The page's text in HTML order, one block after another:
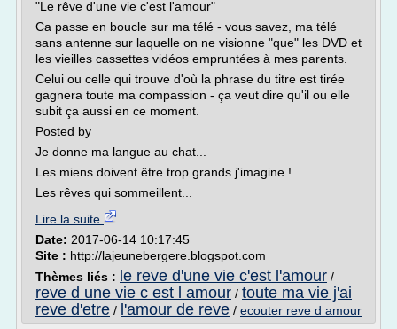
"Le rêve d'une vie c'est l'amour"
Ca passe en boucle sur ma télé - vous savez, ma télé
sans antenne sur laquelle on ne visionne "que" les DVD et
les vieilles cassettes vidéos empruntées à mes parents.
Celui ou celle qui trouve d'où la phrase du titre est tirée
gagnera toute ma compassion - ça veut dire qu'il ou elle
subit ça aussi en ce moment.
Posted by
Je donne ma langue au chat...
Les miens doivent être trop grands j'imagine !
Les rêves qui sommeillent...
Lire la suite
Date: 2017-06-14 10:17:45
Site : http://lajeunebergere.blogspot.com
Thèmes liés : le reve d'une vie c'est l'amour /
reve d une vie c est l amour / toute ma vie j'ai
reve d'etre / l'amour de reve / ecouter reve d amour